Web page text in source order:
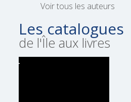
Voir tous les auteurs
Les catalogues
de l'Île aux livres